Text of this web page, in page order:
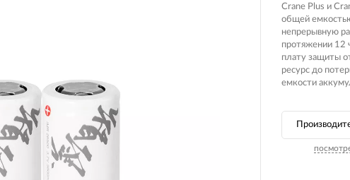
Грузики руля
Мото сумки Wolfman для
эндуро
Тубус для инструментов
Охлаждающая жидкость
Crane Plus и
общей
непрерывную
протяжении 12
плату защиты
ресурс до
емкости